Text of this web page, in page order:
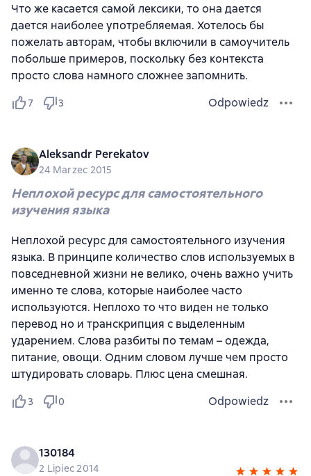
Что же касается самой лексики, то она дается
дается наиболее употребляемая. Хотелось бы
пожелать авторам, чтобы включили в самоучитель
побольше примеров, поскольку без контекста
просто слова намного сложнее запомнить.
7 3 Odpowiedz
Aleksandr Perekatov
24 Marzec 2015
Неплохой ресурс для самостоятельного
изучения языка
Неплохой ресурс для самостоятельного изучения
языка. В принципе количество слов используемых в
повседневной жизни не велико, очень важно учить
именно те слова, которые наиболее часто
используются. Неплохо то что виден не только
перевод но и транскрипция с выделенным
ударением. Слова разбиты по темам – одежда,
питание, овощи. Одним словом лучше чем просто
штудировать словарь. Плюс цена смешная.
3 0 Odpowiedz
130184
2 Lipiec 2014